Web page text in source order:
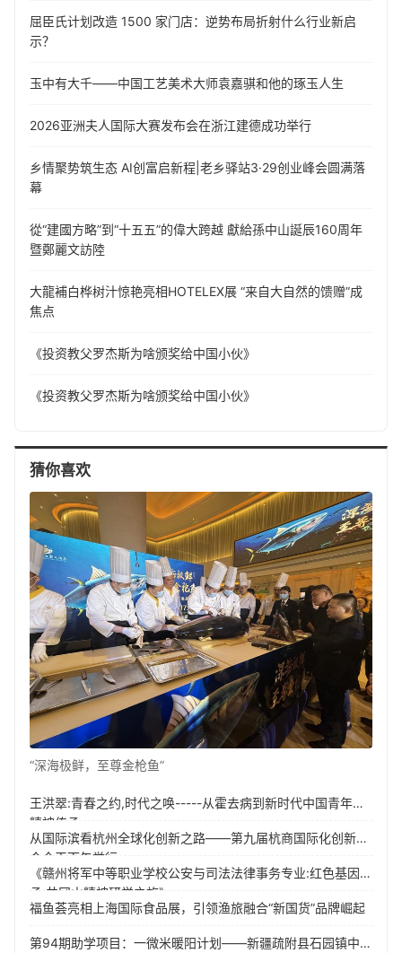
屈臣氏计划改造 1500 家门店：逆势布局折射什么行业新启
示？
玉中有大千——中国工艺美术大师袁嘉骐和他的琢玉人生
​2026亚洲夫人国际大赛发布会在浙江建德成功举行
乡情聚势筑生态 AI创富启新程|老乡驿站3·29创业峰会圆满落
幕
從“建國方略”到“十五五”的偉大跨越 獻給孫中山誕辰160周年
暨鄭麗文訪陸
大龍補白桦树汁惊艳亮相HOTELEX展 “来自大自然的馈赠”成
焦点
《投资教父罗杰斯为啥颁奖给中国小伙》
《投资教父罗杰斯为啥颁奖给中国小伙》
猜你喜欢
“深海极鲜，至尊金枪鱼”
王洪翠:青春之约,时代之唤-----从霍去病到新时代中国青年的
精神传承
从国际滨看杭州全球化创新之路——第九届杭商国际化创新大
会今天下午举行
《赣州将军中等职业学校公安与司法法律事务专业:红色基因传
承,井冈山精神研学之旅》
福鱼荟亮相上海国际食品展，引领渔旅融合“新国货”品牌崛起
第94期助学项目：一微米暖阳计划——新疆疏附县石园镇中心